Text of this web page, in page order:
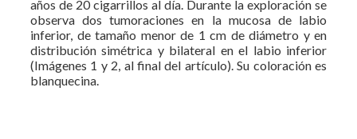
años de 20 cigarrillos al día. Durante la exploración se
observa dos tumoraciones en la mucosa de labio
inferior, de tamaño menor de 1 cm de diámetro y en
distribución simétrica y bilateral en el labio inferior
(Imágenes 1 y 2, al final del artículo). Su coloración es
blanquecina.